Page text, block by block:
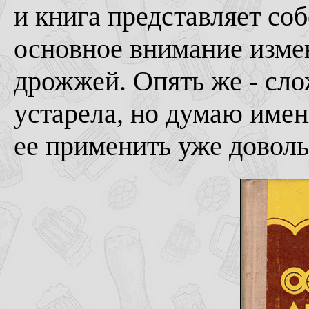
и книга представляет
основное внимание
дрожжей. Опять же -
устарела, но думаю
ее применить уже